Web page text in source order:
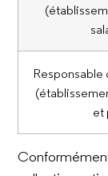
Responsable
et